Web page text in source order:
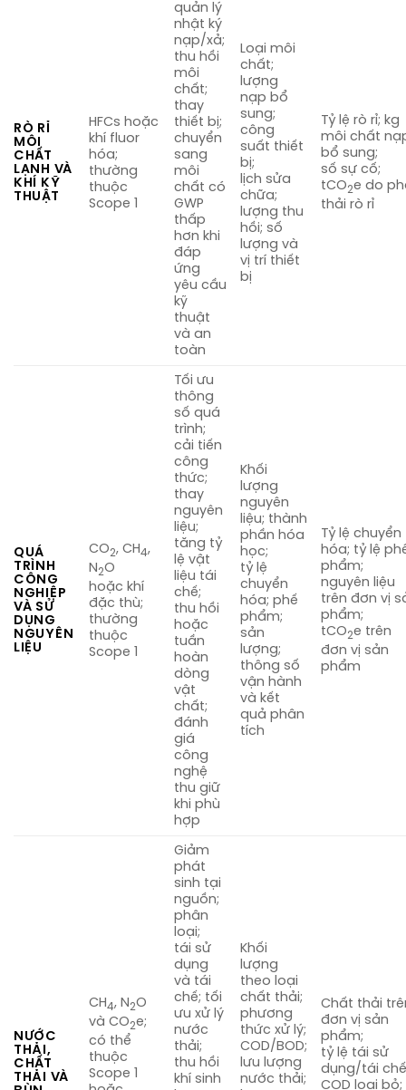
RÒ RỈ
MÔI
CHẤT
LẠNH VÀ
KHÍ KỸ
THUẬT
HFCs hoặc
khí fluor
hóa;
thường
thuộc
Scope 1
quản lý
nhật ký
nạp/xả;
thu hồi
môi
chất;
thay
thiết bị;
chuyển
sang
môi
chất có
GWP
thấp
hơn khi
đáp
ứng
yêu cầu
kỹ
thuật
và an
toàn
Loại môi
chất;
lượng
nạp bổ
sung;
công
suất thiết
bị;
lịch sửa
chữa;
lượng thu
hồi; số
lượng và
vị trí thiết
bị
Tỷ lệ rò rỉ; kg
môi chất
bổ sung;
số sự cố;
tCO2e do
thải rò rỉ
QUÁ
TRÌNH
CÔNG
NGHIỆP
VÀ SỬ
DỤNG
NGUYÊN
LIỆU
CO2, CH4,
N 2O
hoặc khí
đặc thù;
thường
thuộc
Scope 1
Tối ưu
thông
số quá
trình;
cải tiến
công
thức;
thay
nguyên
liệu;
tăng tỷ
lệ vật
liệu tái
chế;
thu hồi
hoặc
tuần
hoàn
dòng
vật
chất;
đánh
giá
công
nghệ
thu giữ
khi phù
hợp
Khối
lượng
nguyên
liệu; thành
phần hóa
học;
tỷ lệ
chuyển
hóa; phế
phẩm;
sản
lượng;
thông số
vận hành
và kết
quả phân
tích
Tỷ lệ chuyển
hóa; tỷ lệ
phẩm;
nguyên liệu
trên đơn vị
phẩm;
tCO2e trên
đơn vị sản
phẩm
NƯỚC
THẢI,
CHẤT
THẢI VÀ
CH4, N 2O
và CO2e;
có thể
thuộc
Scope 1
Giảm
phát
sinh tại
nguồn;
phân
loại;
tái sử
dụng
và tái
chế; tối
ưu xử lý
nước
thải;
thu hồi
khí sinh
Khối
lượng
theo loại
chất thải;
phương
thức xử lý;
COD/BOD;
lưu lượng
nước thải;
Chất thải
đơn vị sản
phẩm;
tỷ lệ tái sử
dụng/tái
COD loại bỏ;